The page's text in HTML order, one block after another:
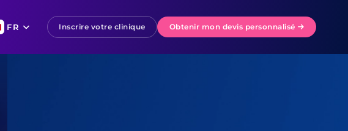
FR Inscrire votre clinique Obtenir mon devis personnalisé